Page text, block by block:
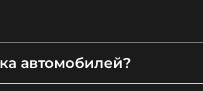
автомобилей?